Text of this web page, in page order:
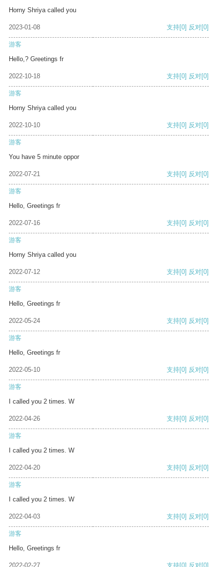
Horny Shriya called you
2023-01-08 支持[0] 反对[0]
游客
Hello,? Greetings fr
2022-10-18 支持[0] 反对[0]
游客
Horny Shriya called you
2022-10-10 支持[0] 反对[0]
游客
You have 5 minute oppor
2022-07-21 支持[0] 反对[0]
游客
Hello, Greetings fr
2022-07-16 支持[0] 反对[0]
游客
Horny Shriya called you
2022-07-12 支持[0] 反对[0]
游客
Hello, Greetings fr
2022-05-24 支持[0] 反对[0]
游客
Hello, Greetings fr
2022-05-10 支持[0] 反对[0]
游客
I called you 2 times. W
2022-04-26 支持[0] 反对[0]
游客
I called you 2 times. W
2022-04-20 支持[0] 反对[0]
游客
I called you 2 times. W
2022-04-03 支持[0] 反对[0]
游客
Hello, Greetings fr
2022-02-27 支持[0] 反对[0]